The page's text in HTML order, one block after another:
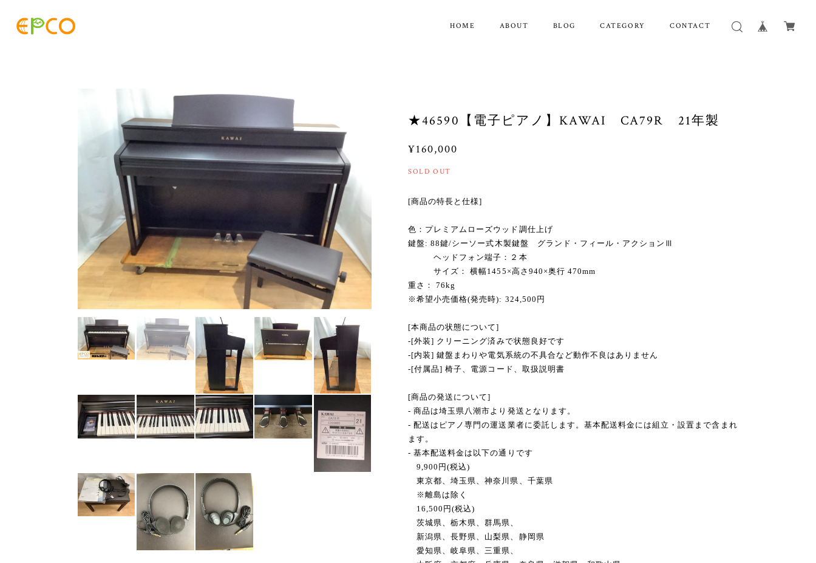
HOME ABOUT BLOG CATEGORY CONTACT
★46590【電子ピアノ】KAWAI CA79R 21年製
¥160,000
SOLD OUT
[商品の特長と仕様]
色：プレミアムローズウッド調仕上げ
鍵盤: 88鍵/シーソー式木製鍵盤 グランド・フィール・アクションⅢ
ヘッドフォン端子：２本
サイズ： 横幅1455×高さ940×奥行 470mm
重さ： 76kg
※希望小売価格(発売時): 324,500円
[本商品の状態について]
-[外装] クリーニング済みで状態良好です
-[内装] 鍵盤まわりや電気系統の不具合など動作不良はありません
-[付属品] 椅子、電源コード、取扱説明書
[商品の発送について]
- 商品は埼玉県八潮市より発送となります。
- 配送はピアノ専門の運送業者に委託します。基本配送料金には組立・設置まで含まれ
ます。
- 基本配送料金は以下の通りです
9,900円(税込)
東京都、埼玉県、神奈川県、千葉県
※離島は除く
16,500円(税込)
茨城県、栃木県、群馬県、
新潟県、長野県、山梨県、静岡県
愛知県、岐阜県、三重県、